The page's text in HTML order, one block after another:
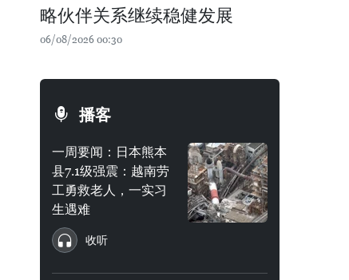
略伙伴关系继续稳健发展
06/08/2026 00:30
播客
一周要闻：日本熊本
县7.1级强震：越南劳
工勇救老人，一实习
生遇难
收听